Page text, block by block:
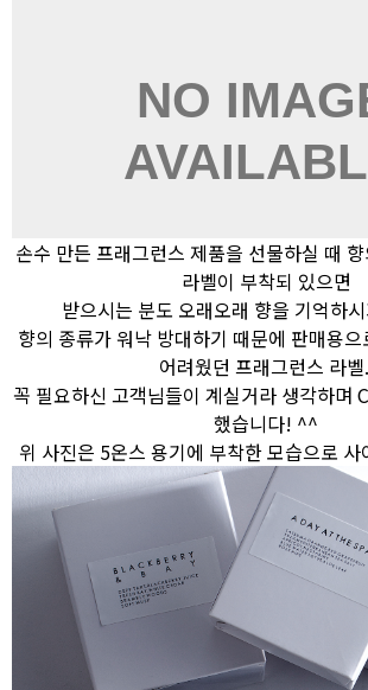
손수 만든 프래그런스 제품을 선물하실 때
라벨이 부착되 있으면
받으시는 분도 오래오래 향을 기억하
향의 종류가 워낙 방대하기 때문에 판매용
어려웠던 프래그런스 라벨
꼭 필요하신 고객님들이 계실거라 생각하며
했습니다! ^^
위 사진은 5온스 용기에 부착한 모습으로